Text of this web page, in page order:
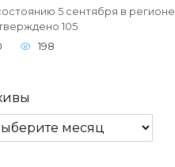
5 сентября в регионе
105
198